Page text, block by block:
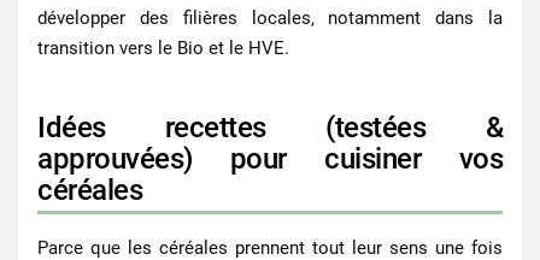
développer des filières locales, notamment dans la
transition vers le Bio et le HVE.
Idées recettes (testées &
approuvées) pour cuisiner vos
céréales
Parce que les céréales prennent tout leur sens une fois